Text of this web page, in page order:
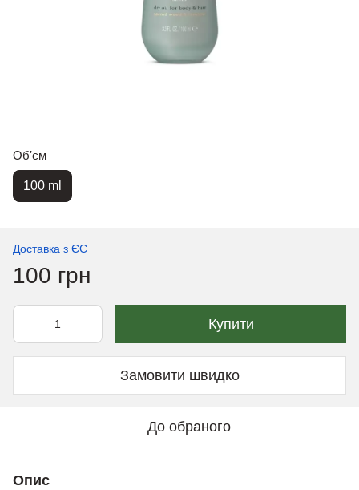
Обʼєм
100 ml
Доставка з ЄС
100 грн
Купити
Замовити швидко
До обраного
Опис